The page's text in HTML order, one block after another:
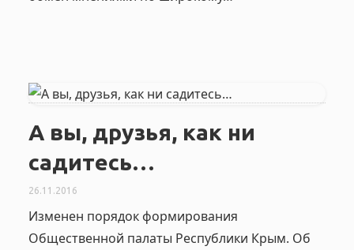
А вы, друзья, как ни
садитесь…
26.11.2016
Изменен порядок формирования
Общественной палаты Республики Крым. Об